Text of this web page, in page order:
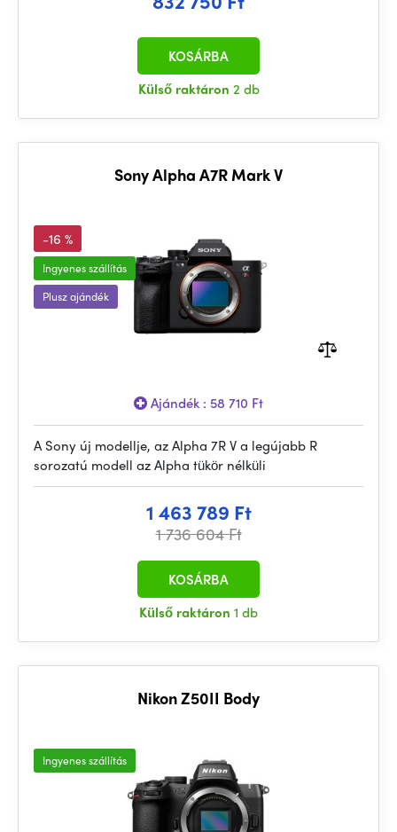
Külső raktáron 2 db
KOSÁRBA
Sony Alpha A7R Mark V
-16 %
Ingyenes szállítás
Plusz ajándék
Ajándék : 58 710 Ft
A Sony új modellje, az Alpha 7R V a legújabb R
sorozatú modell az Alpha tükör nélküli
1 463 789 Ft
1 736 604 Ft
Külső raktáron 1 db
KOSÁRBA
Nikon Z50II Body
Ingyenes szállítás